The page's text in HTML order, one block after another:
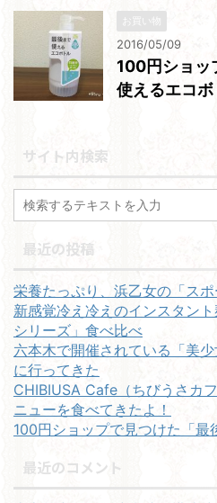
お買い物
2016/05/09
100円ショッ
使えるエコボ
サイト内検索
最近の投稿
栄養たっぷり、浜乙女の「スポ
新感覚冷え冷えのインスタン
シリーズ」食べ比べ
六本木で開催されている「美
に行ってきた
CHIBIUSA Cafe（ちびうさカ
ニューを食べてきたよ！
100円ショップで見つけた「最
最近のコメント